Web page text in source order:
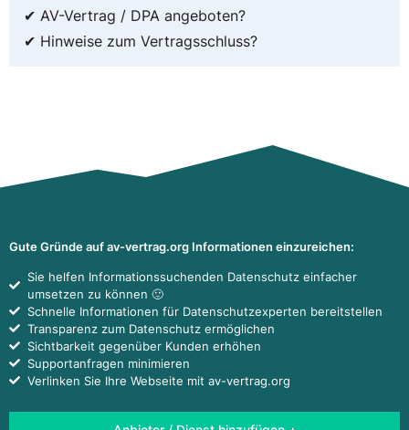
✔ AV-Vertrag / DPA angeboten?
✔ Hinweise zum Vertragsschluss?
Gute Gründe auf av-vertrag.org Informationen einzureichen:
Sie helfen Informationssuchenden Datenschutz einfacher
umsetzen zu können 🙂
Schnelle Informationen für Datenschutzexperten bereitstellen
Transparenz zum Datenschutz ermöglichen
Sichtbarkeit gegenüber Kunden erhöhen
Supportanfragen minimieren
Verlinken Sie Ihre Webseite mit av-vertrag.org